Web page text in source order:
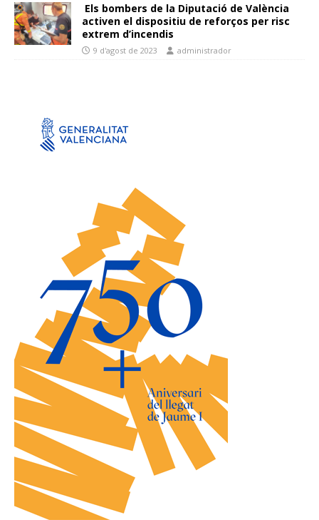
Els bombers de la Diputació de València
activen el dispositiu de reforços per risc
extrem d’incendis
9 d'agost de 2023 administrador